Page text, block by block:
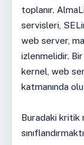
toplanır.
servisleri,
web server,
izlenmelidir.
kernel, web
katmanında
Buradaki kritik